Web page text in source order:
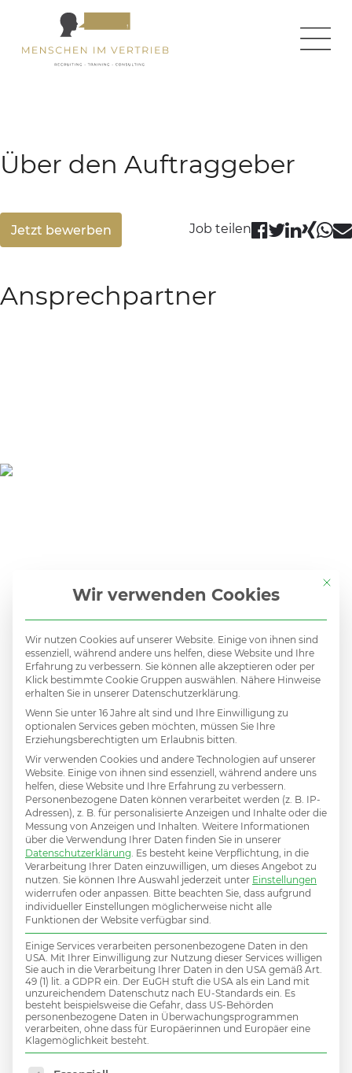
← zurück zur Homepage ← zurück zur Jobseite
Über den Auftraggeber
Jetzt bewerben Job teilen
Ansprechpartner
Kein
passender
Job dabei?
Hier initiativ bewerben und damit Teil des MiV
Talent Netzwerks werden.
INITIATIVBEWERBUNG
Mit
Wir verwenden Cookies
Wir nutzen Cookies auf unserer Website. Einige von ihnen sind
essenziell, während andere uns helfen, diese Website und Ihre
Erfahrung zu verbessern. Sie können alle akzeptieren oder per
Klick bestimmte Cookie Gruppen auswählen. Nähere Hinweise
erhalten Sie in unserer Datenschutzerklärung.
Wenn Sie unter 16 Jahre alt sind und Ihre Einwilligung zu
optionalen Services geben möchten, müssen Sie Ihre
Erziehungsberechtigten um Erlaubnis bitten.
Wir verwenden Cookies und andere Technologien auf unserer
Website. Einige von ihnen sind essenziell, während andere uns
helfen, diese Website und Ihre Erfahrung zu verbessern.
Personenbezogene Daten können verarbeitet werden (z. B. IP-
Adressen), z. B. für personalisierte Anzeigen und Inhalte oder die
Messung von Anzeigen und Inhalten. Weitere Informationen
über die Verwendung Ihrer Daten finden Sie in unserer
Datenschutzerklärung. Es besteht keine Verpflichtung, in die
Verarbeitung Ihrer Daten einzuwilligen, um dieses Angebot zu
nutzen. Sie können Ihre Auswahl jederzeit unter Einstellungen
widerrufen oder anpassen. Bitte beachten Sie, dass aufgrund
individueller Einstellungen möglicherweise nicht alle
Funktionen der Website verfügbar sind.
Einige Services verarbeiten personenbezogene Daten in den
USA. Mit Ihrer Einwilligung zur Nutzung dieser Services willigen
Sie auch in die Verarbeitung Ihrer Daten in den USA gemäß Art.
49 (1) lit. a GDPR ein. Der EuGH stuft die USA als ein Land mit
unzureichendem Datenschutz nach EU-Standards ein. Es
besteht beispielsweise die Gefahr, dass US-Behörden
personenbezogene Daten in Überwachungsprogrammen
verarbeiten, ohne dass für Europäerinnen und Europäer eine
Klagemöglichkeit besteht.